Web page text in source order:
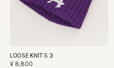
LOOSE KNIT S 3
¥8,800